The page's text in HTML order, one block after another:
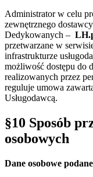
Administrator w celu
zewnętrznego
Dedykowanych –
przetwarzane w
infrastrukturze
możliwość dostępu do
realizowanych przez
reguluje umowa
Usługodawcą.
§10 Sposób
osobowych
Dane osobowe